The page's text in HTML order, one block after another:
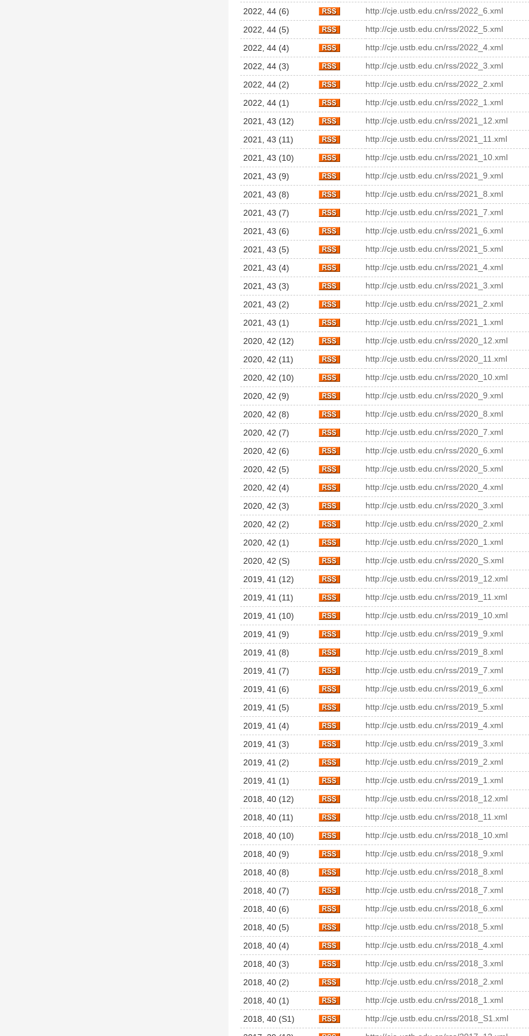
2022, 44 (6)
http://cje.ustb.edu.cn/rss/2022_6.xml
2022, 44 (5)
http://cje.ustb.edu.cn/rss/2022_5.xml
2022, 44 (4)
http://cje.ustb.edu.cn/rss/2022_4.xml
2022, 44 (3)
http://cje.ustb.edu.cn/rss/2022_3.xml
2022, 44 (2)
http://cje.ustb.edu.cn/rss/2022_2.xml
2022, 44 (1)
http://cje.ustb.edu.cn/rss/2022_1.xml
2021, 43 (12)
http://cje.ustb.edu.cn/rss/2021_12.xml
2021, 43 (11)
http://cje.ustb.edu.cn/rss/2021_11.xml
2021, 43 (10)
http://cje.ustb.edu.cn/rss/2021_10.xml
2021, 43 (9)
http://cje.ustb.edu.cn/rss/2021_9.xml
2021, 43 (8)
http://cje.ustb.edu.cn/rss/2021_8.xml
2021, 43 (7)
http://cje.ustb.edu.cn/rss/2021_7.xml
2021, 43 (6)
http://cje.ustb.edu.cn/rss/2021_6.xml
2021, 43 (5)
http://cje.ustb.edu.cn/rss/2021_5.xml
2021, 43 (4)
http://cje.ustb.edu.cn/rss/2021_4.xml
2021, 43 (3)
http://cje.ustb.edu.cn/rss/2021_3.xml
2021, 43 (2)
http://cje.ustb.edu.cn/rss/2021_2.xml
2021, 43 (1)
http://cje.ustb.edu.cn/rss/2021_1.xml
2020, 42 (12)
http://cje.ustb.edu.cn/rss/2020_12.xml
2020, 42 (11)
http://cje.ustb.edu.cn/rss/2020_11.xml
2020, 42 (10)
http://cje.ustb.edu.cn/rss/2020_10.xml
2020, 42 (9)
http://cje.ustb.edu.cn/rss/2020_9.xml
2020, 42 (8)
http://cje.ustb.edu.cn/rss/2020_8.xml
2020, 42 (7)
http://cje.ustb.edu.cn/rss/2020_7.xml
2020, 42 (6)
http://cje.ustb.edu.cn/rss/2020_6.xml
2020, 42 (5)
http://cje.ustb.edu.cn/rss/2020_5.xml
2020, 42 (4)
http://cje.ustb.edu.cn/rss/2020_4.xml
2020, 42 (3)
http://cje.ustb.edu.cn/rss/2020_3.xml
2020, 42 (2)
http://cje.ustb.edu.cn/rss/2020_2.xml
2020, 42 (1)
http://cje.ustb.edu.cn/rss/2020_1.xml
2020, 42 (S)
http://cje.ustb.edu.cn/rss/2020_S.xml
2019, 41 (12)
http://cje.ustb.edu.cn/rss/2019_12.xml
2019, 41 (11)
http://cje.ustb.edu.cn/rss/2019_11.xml
2019, 41 (10)
http://cje.ustb.edu.cn/rss/2019_10.xml
2019, 41 (9)
http://cje.ustb.edu.cn/rss/2019_9.xml
2019, 41 (8)
http://cje.ustb.edu.cn/rss/2019_8.xml
2019, 41 (7)
http://cje.ustb.edu.cn/rss/2019_7.xml
2019, 41 (6)
http://cje.ustb.edu.cn/rss/2019_6.xml
2019, 41 (5)
http://cje.ustb.edu.cn/rss/2019_5.xml
2019, 41 (4)
http://cje.ustb.edu.cn/rss/2019_4.xml
2019, 41 (3)
http://cje.ustb.edu.cn/rss/2019_3.xml
2019, 41 (2)
http://cje.ustb.edu.cn/rss/2019_2.xml
2019, 41 (1)
http://cje.ustb.edu.cn/rss/2019_1.xml
2018, 40 (12)
http://cje.ustb.edu.cn/rss/2018_12.xml
2018, 40 (11)
http://cje.ustb.edu.cn/rss/2018_11.xml
2018, 40 (10)
http://cje.ustb.edu.cn/rss/2018_10.xml
2018, 40 (9)
http://cje.ustb.edu.cn/rss/2018_9.xml
2018, 40 (8)
http://cje.ustb.edu.cn/rss/2018_8.xml
2018, 40 (7)
http://cje.ustb.edu.cn/rss/2018_7.xml
2018, 40 (6)
http://cje.ustb.edu.cn/rss/2018_6.xml
2018, 40 (5)
http://cje.ustb.edu.cn/rss/2018_5.xml
2018, 40 (4)
http://cje.ustb.edu.cn/rss/2018_4.xml
2018, 40 (3)
http://cje.ustb.edu.cn/rss/2018_3.xml
2018, 40 (2)
http://cje.ustb.edu.cn/rss/2018_2.xml
2018, 40 (1)
http://cje.ustb.edu.cn/rss/2018_1.xml
2018, 40 (S1)
http://cje.ustb.edu.cn/rss/2018_S1.xml